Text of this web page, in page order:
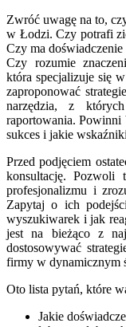
Zwróć uwagę na to,
w Łodzi. Czy potrafi
Czy ma
Czy rozumie
która specjalizuje się
zaproponować
narzędzia, z
raportowania. Powinni
sukces i jakie
Przed podjęciem
konsultację. Pozwoli
profesjonalizmu i
Zapytaj o ich
wyszukiwarek i jak
jest na bieżąco z
dostosowywać
firmy w dynamicznym
Oto lista pytań, które
Jakie